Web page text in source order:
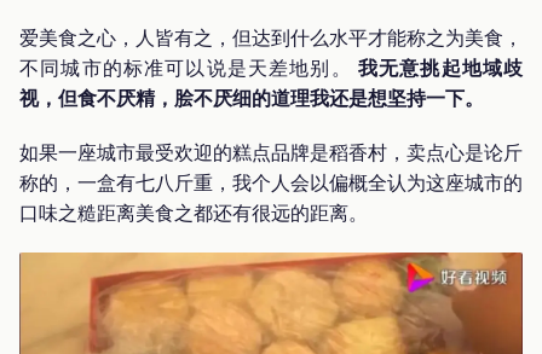
爱美食之心，人皆有之，但达到什么水平才能称之为美食，
不同城市的标准可以说是天差地别。 我无意挑起地域歧
视，但食不厌精，脍不厌细的道理我还是想坚持一下。
如果一座城市最受欢迎的糕点品牌是稻香村，卖点心是论斤
称的，一盒有七八斤重，我个人会以偏概全认为这座城市的
口味之糙距离美食之都还有很远的距离。